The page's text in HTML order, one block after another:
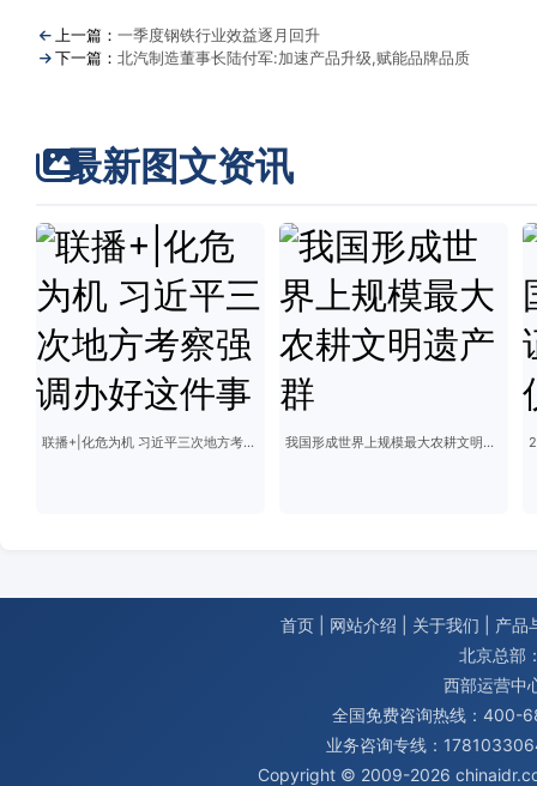
上一篇： 一季度钢铁行业效益逐月回升
下一篇： 北汽制造董事长陆付军:加速产品升级,赋能品牌品质
最新图文资讯
联播+|化危为机 习近平三次地方考察强调办好这件事 我国形成世界上规模最大农耕文明遗产群
首页 网站介绍 关于我们
产品
北京总部
西部运营中
全国免费咨询热线：400-
业务咨询专线：
Copyright © 2009-2026